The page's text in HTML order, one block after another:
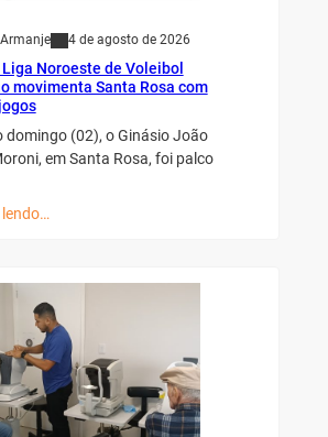
4 de agosto de 2026
Liga Noroeste de Voleibol
movimenta Santa Rosa com
domingo (02), o Ginásio João
em Santa Rosa, foi palco